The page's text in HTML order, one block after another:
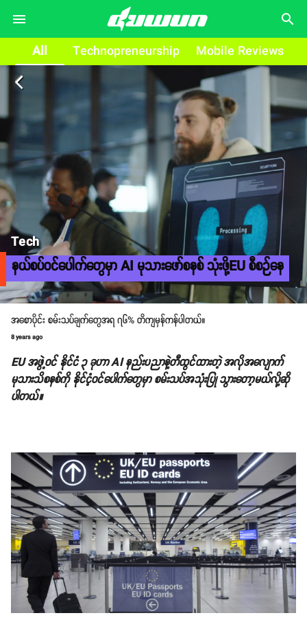
search
All Technopreneurship Mobile Reviews
arrow_back_ios
Tech
နယ်စပ်ဝင်ပေါက်တွေမှာ AI မုသားဖော်စနစ် သုံးဖို့EU စီစဉ်နေ
အစောပိုင်း စမ်းသပ်ချက်တွေအရ ၇၆% တိကျမှန်ကန်ပါတယ်။
8 years ago
EU အဖွဲ့ဝင် နိုင်ငံ ၃ ခုဟာ AI နည်းပညာနဲ့တီထွင်ထားတဲ့ အလိုအလျောက်
မုသားသိစနစ်ကို နိုင်ငံ့ဝင်ပေါက်တွေမှာ စမ်းသပ်အသုံးပြု သွားတော့မယ်လို့ဆို
ပါတယ်။